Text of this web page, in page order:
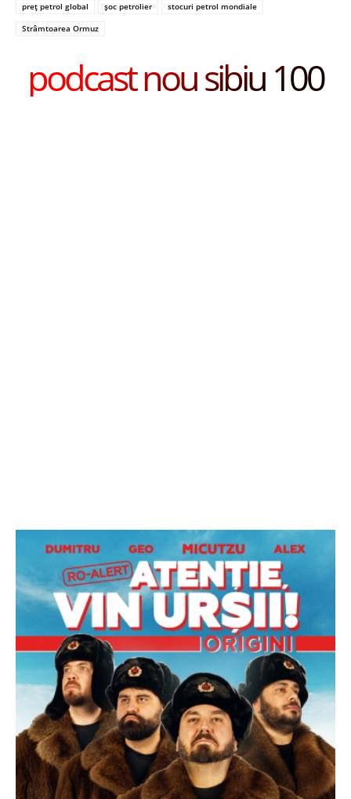
preț petrol global
șoc petrolier
stocuri petrol mondiale
Strâmtoarea Ormuz
podcast nou sibiu 100